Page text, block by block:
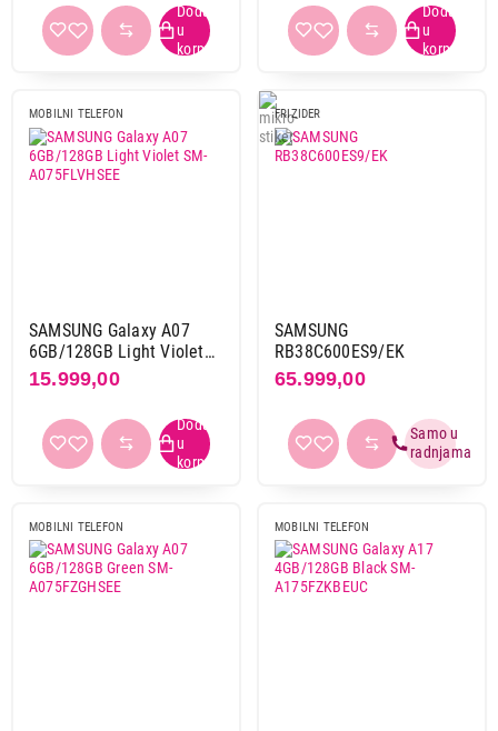
KABLOVI IT/AV
DODATNA OPREMA ZA
FRIŽIDERE I
MOBILNI TELEFON
SAMSUNG Galaxy A07
6GB/128GB Light Violet
SM-A075FLVHSEE
15.999,00
FRIZIDER
SAMSUNG
RB38C600ES9/EK
65.999,00
MOBILNI TELEFON MOBILNI TELEFON